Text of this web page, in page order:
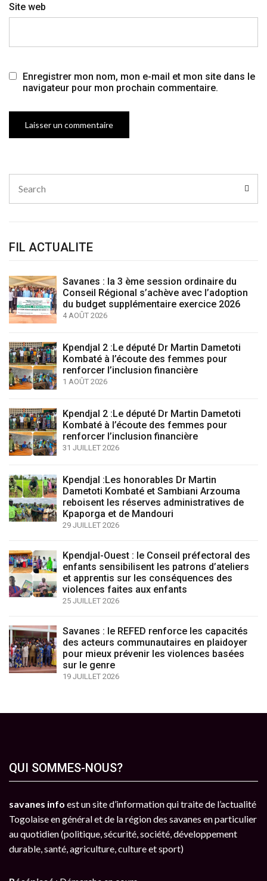
Site web
Enregistrer mon nom, mon e-mail et mon site dans le
navigateur pour mon prochain commentaire.
for:
FIL ACTUALITE
Savanes : la 3 ème session ordinaire du
Conseil Régional s’achève avec l’adoption
du budget supplémentaire exercice 2026
4 AOÛT 2026
Kpendjal 2 :Le député Dr Martin Dametoti
Kombaté à l’écoute des femmes pour
renforcer l’inclusion financière
1 AOÛT 2026
Kpendjal 2 :Le député Dr Martin Dametoti
Kombaté à l’écoute des femmes pour
renforcer l’inclusion financière
31 JUILLET 2026
Kpendjal :Les honorables Dr Martin
Dametoti Kombaté et Sambiani Arzouma
reboisent les réserves administratives de
Kpaporga et de Mandouri
29 JUILLET 2026
Kpendjal-Ouest : le Conseil préfectoral des
enfants sensibilisent les patrons d’ateliers
et apprentis sur les conséquences des
violences faites aux enfants
25 JUILLET 2026
Savanes : le REFED renforce les capacités
des acteurs communautaires en plaidoyer
pour mieux prévenir les violences basées
sur le genre
19 JUILLET 2026
QUI SOMMES-NOUS?
savanes info est un site d’information qui traite de l’actualité
Togolaise en général et de la région des savanes en particulier
au quotidien (politique, sécurité, société, développement
durable, santé, agriculture, culture et sport)